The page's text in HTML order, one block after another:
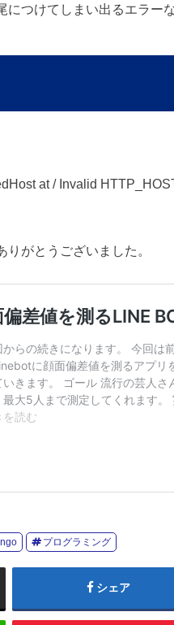
つけてしまい出るエラー
at / Invalid
がとうございました。
プログラミング
シェア